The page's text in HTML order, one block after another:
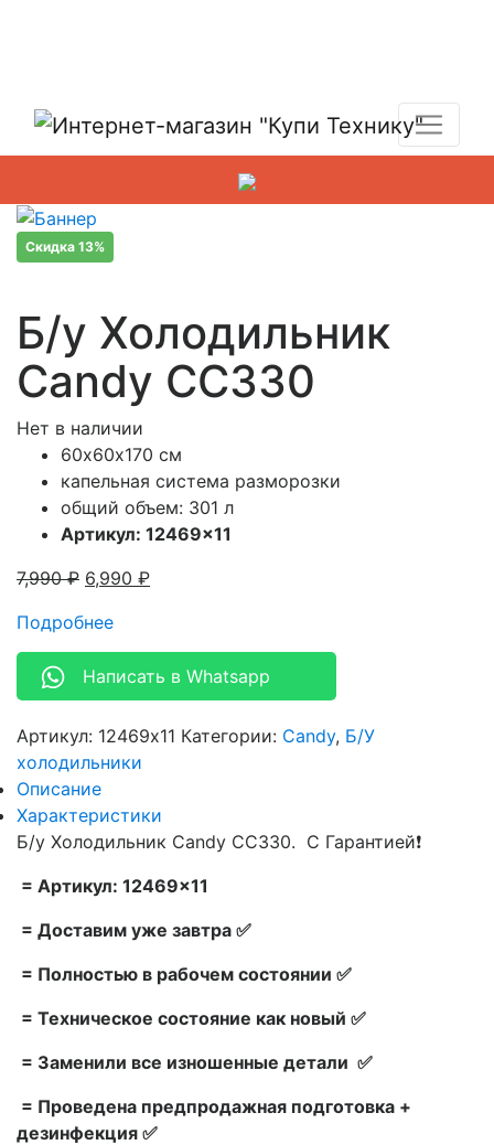
Скидка 13%
Б/у Холодильник
Candy CC330
Нет в наличии
60х60х170 см
капельная система разморозки
общий объем: 301 л
Артикул: 12469×11
7,990₽ 6,990 ₽
Подробнее
Написать в Whatsapp
Артикул: 12469x11 Категории: Candy, Б/У
холодильники
Описание
Характеристики
Б/у Холодильник Candy CC330. С Гарантией❗
= Артикул: 12469×11
= Доставим уже завтра ✅
= Полностью в рабочем состоянии ✅
= Техническое состояние как новый ✅
= Заменили все изношенные детали ✅
= Проведена предпродажная подготовка +
дезинфекция ✅